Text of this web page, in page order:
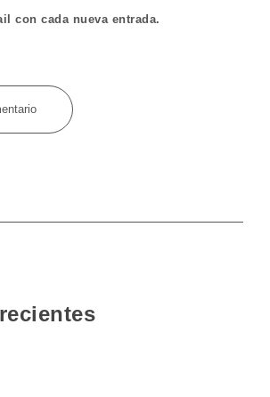
con cada nueva entrada.